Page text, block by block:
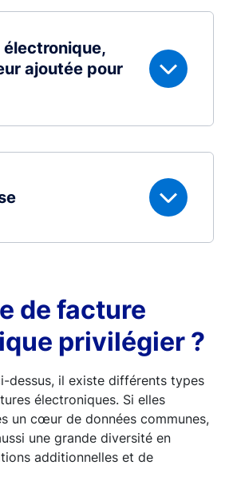
ajoutée pour
de facture
privilégier ?
dessus, il existe différents types
électroniques. Si elles
un cœur de données communes,
une grande diversité en
additionnelles et de